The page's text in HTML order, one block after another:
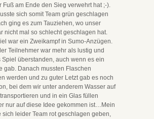
Fuß am Ende den Sieg verwehrt hat ;-).
sich somit Team grün geschlagen
ging es zum Tauziehen, wo unser
nicht mal so schlecht geschlagen hat.
war ein Zweikampf in Sumo-Anzügen.
Teilnehmer war mehr als lustig und
Spiel überstanden, auch wenn es ein
gab. Danach mussten Flaschen
werden und zu guter Letzt gab es noch
bei dem wir unter anderem Wasser auf
und in ein Glas füllen
nur auf diese Idee gekommen ist…Mein
sich leider Team rot geschlagen geben,